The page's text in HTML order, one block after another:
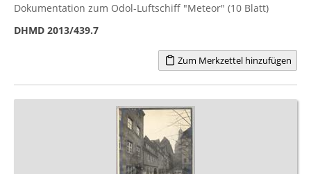
Dokumentation zum Odol-Luftschiff "Meteor" (10 Blatt)
DHMD 2013/439.7
Zum Merkzettel hinzufügen